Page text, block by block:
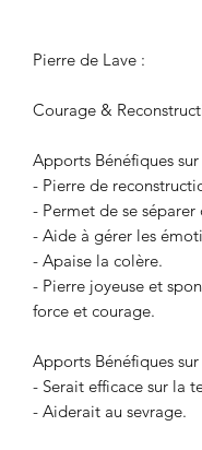
Pierre de Lave :
Courage &
Apports Bénéfiques
- Pierre de
- Permet de se séparer
- Aide à gérer les
- Apaise la colère.
- Pierre joyeuse et
force et courage.
Apports Bénéfiques
- Serait efficace sur la
- Aiderait au sevrage.